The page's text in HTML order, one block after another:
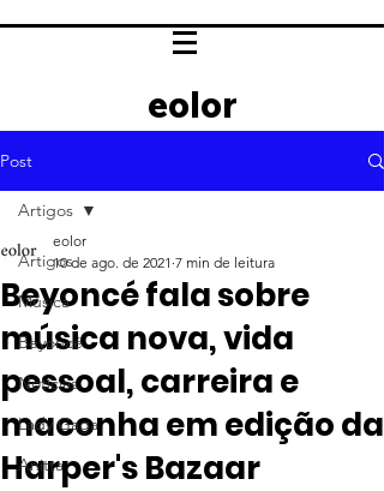
eolor
Post
Artigos
Música
Beyoncé
Notícias
Lady Gaga
Anitta
Artigos
Beyoncé fala sobre
música nova, vida
pessoal, carreira e
maconha em edição da
Harper's Bazaar
eolor
10 de ago. de 2021 7 min de leitura